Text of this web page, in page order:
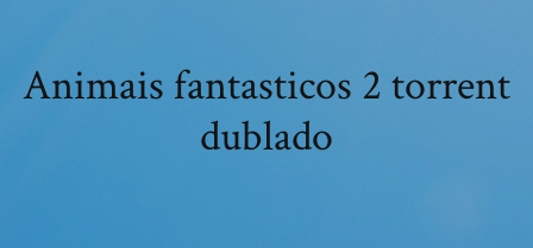
Animais fantasticos 2 torrent
dublado